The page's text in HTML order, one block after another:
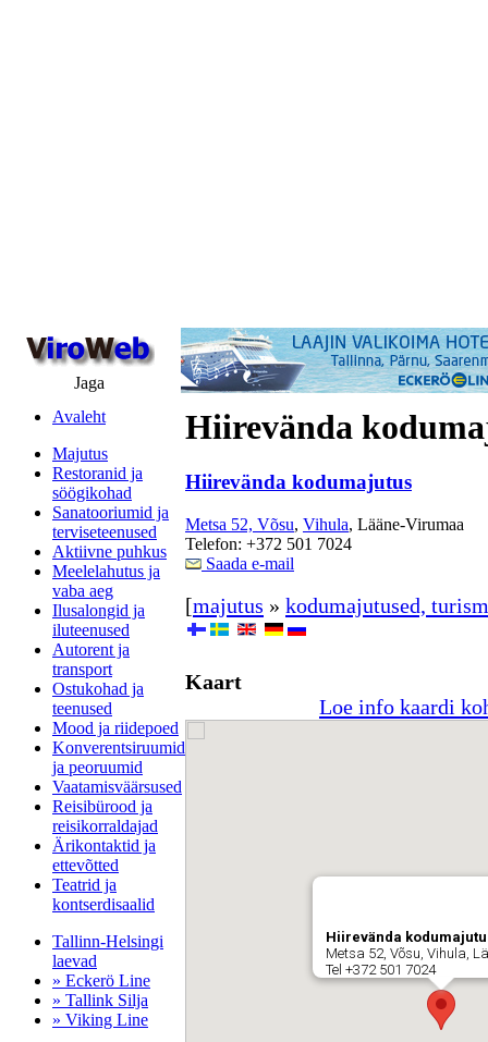
Jaga
Avaleht
Majutus
Restoranid ja
söögikohad
Sanatooriumid ja
terviseteenused
Aktiivne puhkus
Meelelahutus ja
vaba aeg
Ilusalongid ja
iluteenused
Autorent ja
transport
Ostukohad ja
teenused
Mood ja riidepoed
Konverentsiruumid
ja peoruumid
Vaatamisväärsused
Reisibürood ja
reisikorraldajad
Ärikontaktid ja
ettevõtted
Teatrid ja
kontserdisaalid
Tallinn-Helsingi
laevad
» Eckerö Line
» Tallink Silja
» Viking Line
Hiirevända
Hiirevända kodumajutus
Metsa 52, Võsu, Vihula, Lääne-Virumaa
Telefon: +372 501 7024
Saada e-mail
[majutus » kodumajutused,
Kaart
Loe info kaardi
Hiirevända
Metsa 52, Võsu, Vihula,
Tel +372 501 7024